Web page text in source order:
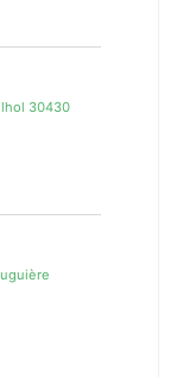
30430